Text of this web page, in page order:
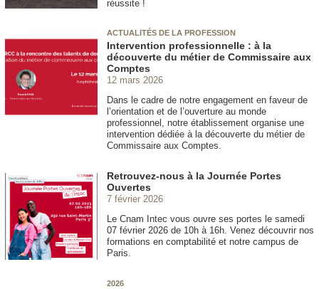
réussite !
ACTUALITÉS DE LA PROFESSION
Intervention professionnelle : à la
découverte du métier de Commissaire aux
Comptes
12 mars 2026
Dans le cadre de notre engagement en faveur de
l’orientation et de l’ouverture au monde
professionnel, notre établissement organise une
intervention dédiée à la découverte du métier de
Commissaire aux Comptes.
Retrouvez-nous à la Journée Portes
Ouvertes
7 février 2026
Le Cnam Intec vous ouvre ses portes le samedi
07 février 2026 de 10h à 16h. Venez découvrir nos
formations en comptabilité et notre campus de
Paris.
2026